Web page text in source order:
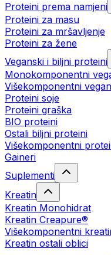
Proteini prema namjeni
Proteini za masu
Proteini za mršavljenje
Proteini za žene
Veganski i biljni proteini
Monokomponentni
Višekomponentni
Proteini soje
Proteini graška
BIO proteini
Ostali biljni proteini
Višekomponentni
Gaineri
Suplementi
Kreatin
Kreatin Monohidrat
Kreatin Creapure®
Višekomponentni
Kreatin ostali oblici